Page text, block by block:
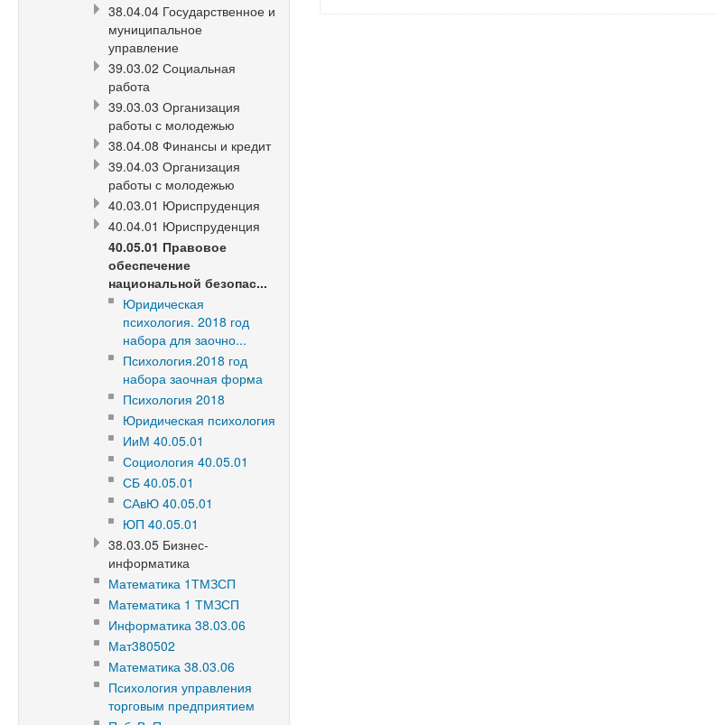
38.04.04 Государственное и
муниципальное
управление
39.03.02 Социальная
работа
39.03.03 Организация
работы с молодежью
38.04.08 Финансы и кредит
39.04.03 Организация
работы с молодежью
40.03.01 Юриспруденция
40.04.01 Юриспруденция
40.05.01 Правовое
обеспечение
национальной безопас...
Юридическая
психология. 2018 год
набора для заочно...
Психология.2018 год
набора заочная форма
Психология 2018
Юридическая психология
ИиМ 40.05.01
Социология 40.05.01
СБ 40.05.01
САвЮ 40.05.01
ЮП 40.05.01
38.03.05 Бизнес-
информатика
Математика 1ТМЗСП
Математика 1 ТМЗСП
Информатика 38.03.06
Мат380502
Математика 38.03.06
Психология управления
торговым предприятием